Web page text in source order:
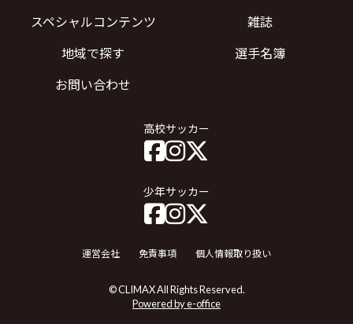
スペシャルコンテンツ
雑誌
地域で探す
選手名簿
お問い合わせ
高校サッカー
少年サッカー
運営会社 免責事項 個人情報取り扱い
© CLIMAX All Rights Reserved.
Powered by e-office